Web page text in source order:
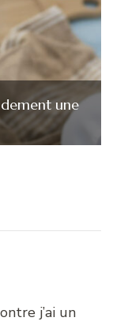
une
j’ai un